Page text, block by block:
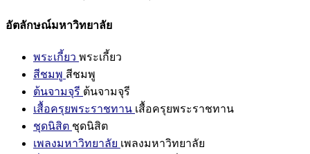
อัตลักษณ์มหาวิทยาลัย
พระเกี้ยว พระเกี้ยว
สีชมพู สีชมพู
ต้นจามจุรี ต้นจามจุรี
เสื้อครุยพระราชทาน เสื้อครุยพระราชทาน
ชุดนิสิต ชุดนิสิต
เพลงมหาวิทยาลัย เพลงมหาวิทยาลัย